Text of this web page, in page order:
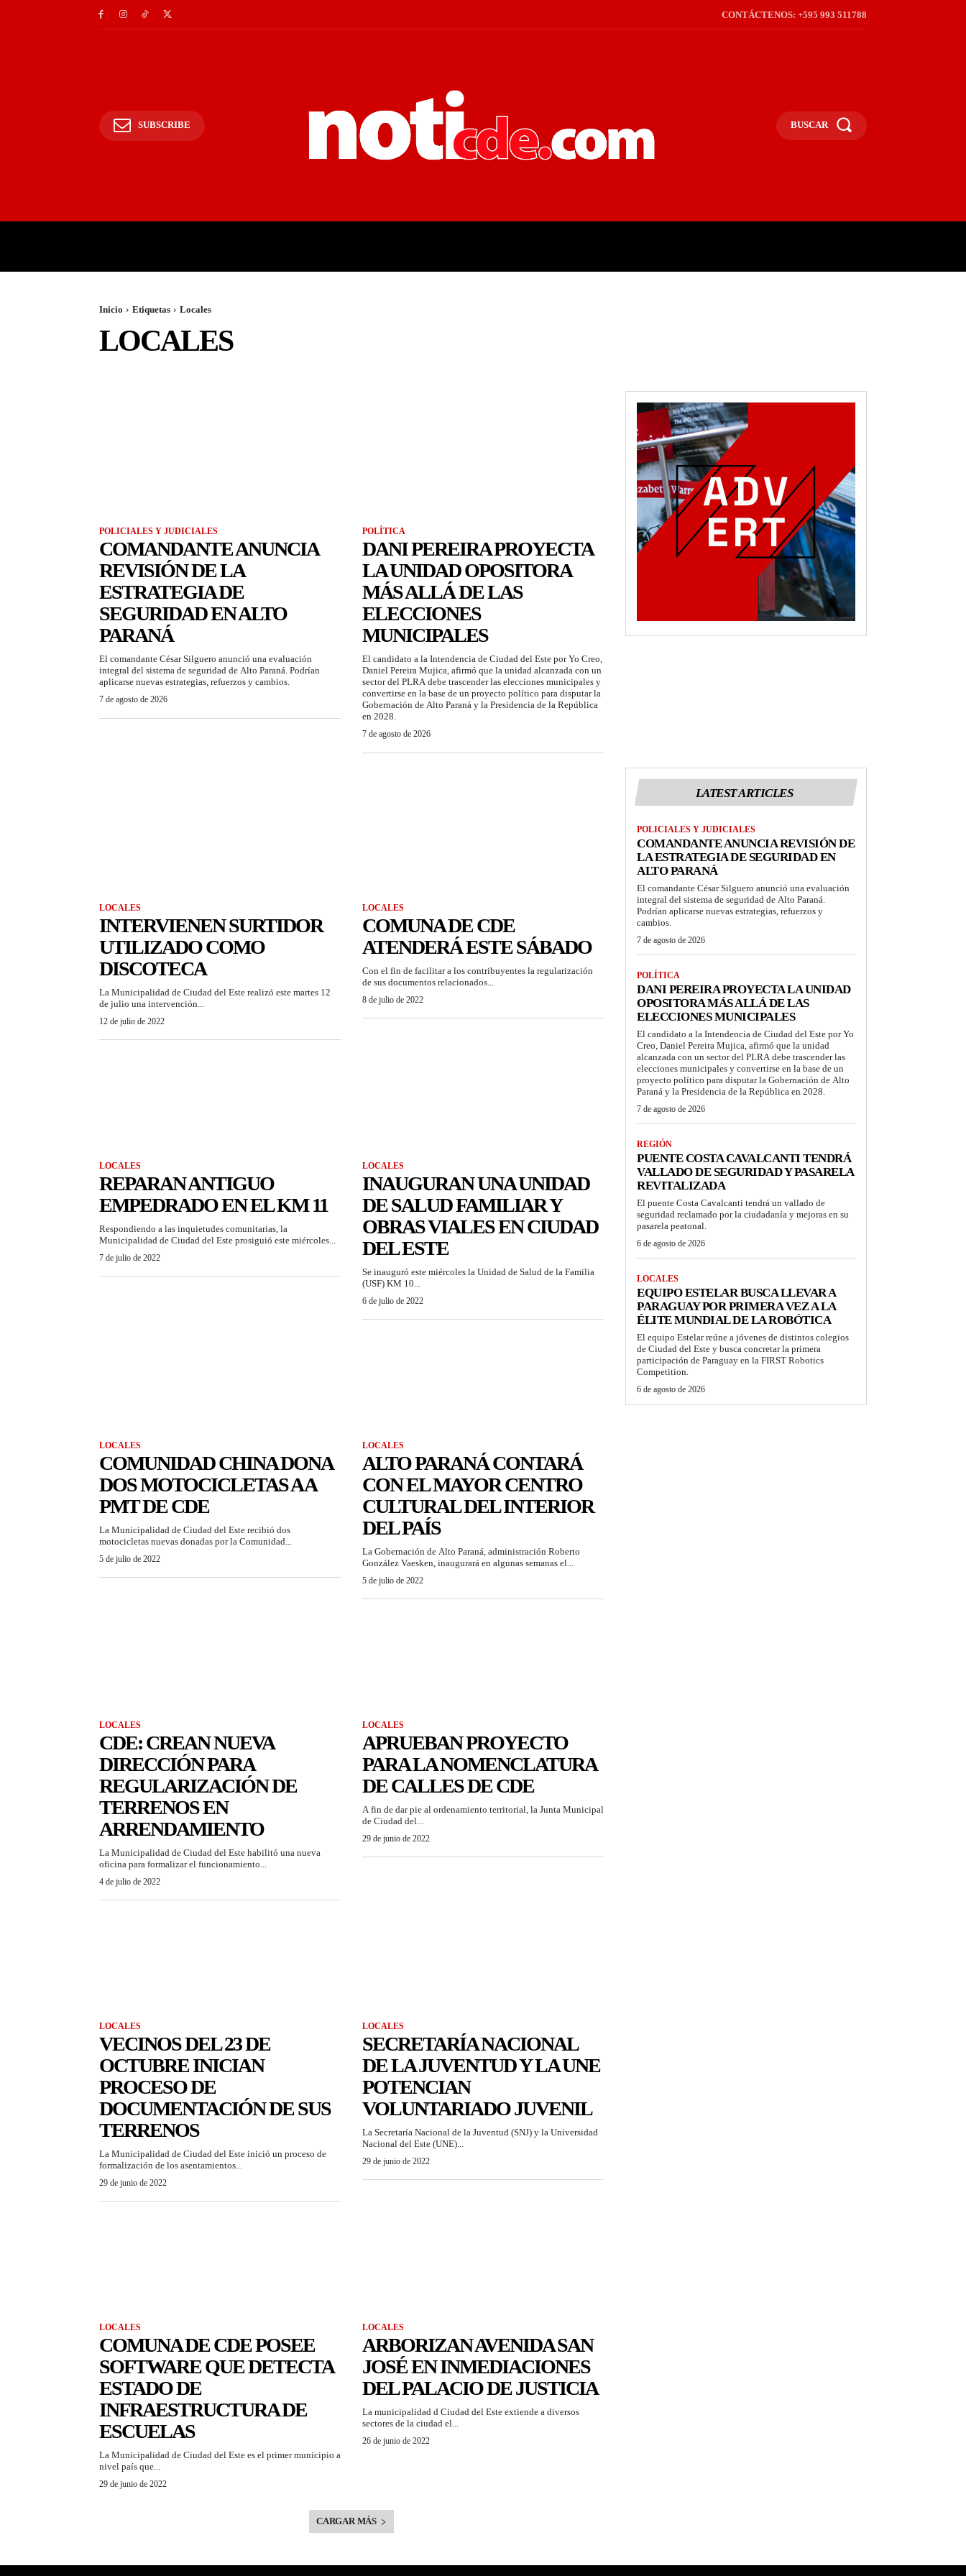
CONTÁCTENOS: +595 993 511788
SUBSCRIBE BUSCAR
Inicio Etiquetas Locales
LOCALES
POLICIALES Y JUDICIALES
COMANDANTE ANUNCIA
REVISIÓN DE LA
ESTRATEGIA DE
SEGURIDAD EN ALTO
PARANÁ
El comandante César Silguero anunció una evaluación
integral del sistema de seguridad de Alto Paraná. Podrían
aplicarse nuevas estrategias, refuerzos y cambios.
7 de agosto de 2026
POLÍTICA
DANI PEREIRA PROYECTA
LA UNIDAD OPOSITORA
MÁS ALLÁ DE LAS
ELECCIONES
MUNICIPALES
El candidato a la Intendencia de Ciudad del Este por Yo Creo,
Daniel Pereira Mujica, afirmó que la unidad alcanzada con un
sector del PLRA debe trascender las elecciones municipales y
convertirse en la base de un proyecto político para disputar la
Gobernación de Alto Paraná y la Presidencia de la República
en 2028.
7 de agosto de 2026
LOCALES
INTERVIENEN SURTIDOR
UTILIZADO COMO
DISCOTECA
La Municipalidad de Ciudad del Este realizó este martes 12
de julio una intervención...
12 de julio de 2022
LOCALES
COMUNA DE CDE
ATENDERÁ ESTE SÁBADO
Con el fin de facilitar a los contribuyentes la regularización
de sus documentos relacionados...
8 de julio de 2022
LOCALES
REPARAN ANTIGUO
EMPEDRADO EN EL KM 11
Respondiendo a las inquietudes comunitarias, la
Municipalidad de Ciudad del Este prosiguió este miércoles...
7 de julio de 2022
LOCALES
INAUGURAN UNA UNIDAD
DE SALUD FAMILIAR Y
OBRAS VIALES EN CIUDAD
DEL ESTE
Se inauguró este miércoles la Unidad de Salud de la Familia
(USF) KM 10...
6 de julio de 2022
LOCALES
COMUNIDAD CHINA DONA
DOS MOTOCICLETAS A A
PMT DE CDE
La Municipalidad de Ciudad del Este recibió dos
motocicletas nuevas donadas por la Comunidad...
5 de julio de 2022
LOCALES
ALTO PARANÁ CONTARÁ
CON EL MAYOR CENTRO
CULTURAL DEL INTERIOR
DEL PAÍS
La Gobernación de Alto Paraná, administración Roberto
González Vaesken, inaugurará en algunas semanas el...
5 de julio de 2022
LOCALES
CDE: CREAN NUEVA
DIRECCIÓN PARA
REGULARIZACIÓN DE
TERRENOS EN
ARRENDAMIENTO
La Municipalidad de Ciudad del Este habilitó una nueva
oficina para formalizar el funcionamiento...
4 de julio de 2022
LOCALES
APRUEBAN PROYECTO
PARA LA NOMENCLATURA
DE CALLES DE CDE
A fin de dar pie al ordenamiento territorial, la Junta Municipal
de Ciudad del...
29 de junio de 2022
LOCALES
VECINOS DEL 23 DE
OCTUBRE INICIAN
PROCESO DE
DOCUMENTACIÓN DE SUS
TERRENOS
La Municipalidad de Ciudad del Este inició un proceso de
formalización de los asentamientos...
29 de junio de 2022
LOCALES
SECRETARÍA NACIONAL
DE LA JUVENTUD Y LA UNE
POTENCIAN
VOLUNTARIADO JUVENIL
La Secretaría Nacional de la Juventud (SNJ) y la Universidad
Nacional del Este (UNE)...
29 de junio de 2022
LOCALES
COMUNA DE CDE POSEE
SOFTWARE QUE DETECTA
ESTADO DE
INFRAESTRUCTURA DE
ESCUELAS
La Municipalidad de Ciudad del Este es el primer municipio a
nivel país que...
29 de junio de 2022
LOCALES
ARBORIZAN AVENIDA SAN
JOSÉ EN INMEDIACIONES
DEL PALACIO DE JUSTICIA
La municipalidad d Ciudad del Este extiende a diversos
sectores de la ciudad el...
26 de junio de 2022
CARGAR MÁS
LATEST ARTICLES
POLICIALES Y JUDICIALES
COMANDANTE ANUNCIA REVISIÓN DE
LA ESTRATEGIA DE SEGURIDAD EN
ALTO PARANÁ
El comandante César Silguero anunció una evaluación
integral del sistema de seguridad de Alto Paraná.
Podrían aplicarse nuevas estrategias, refuerzos y
cambios.
7 de agosto de 2026
POLÍTICA
DANI PEREIRA PROYECTA LA UNIDAD
OPOSITORA MÁS ALLÁ DE LAS
ELECCIONES MUNICIPALES
El candidato a la Intendencia de Ciudad del Este por Yo
Creo, Daniel Pereira Mujica, afirmó que la unidad
alcanzada con un sector del PLRA debe trascender las
elecciones municipales y convertirse en la base de un
proyecto político para disputar la Gobernación de Alto
Paraná y la Presidencia de la República en 2028.
7 de agosto de 2026
REGIÓN
PUENTE COSTA CAVALCANTI TENDRÁ
VALLADO DE SEGURIDAD Y PASARELA
REVITALIZADA
El puente Costa Cavalcanti tendrá un vallado de
seguridad reclamado por la ciudadanía y mejoras en su
pasarela peatonal.
6 de agosto de 2026
LOCALES
EQUIPO ESTELAR BUSCA LLEVAR A
PARAGUAY POR PRIMERA VEZ A LA
ÉLITE MUNDIAL DE LA ROBÓTICA
El equipo Estelar reúne a jóvenes de distintos colegios
de Ciudad del Este y busca concretar la primera
participación de Paraguay en la FIRST Robotics
Competition.
6 de agosto de 2026